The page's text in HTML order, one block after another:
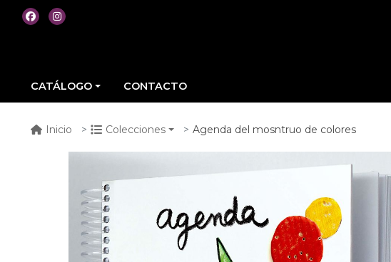
CATÁLOGO CONTACTO
Inicio Colecciones Agenda del mosntruo de colores